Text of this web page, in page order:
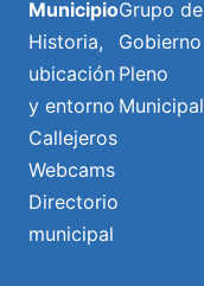
Municipio
Historia,
ubicación
y entorno
Callejeros
Webcams
Directorio
municipal
Grupo de
Gobierno
Pleno
Municipal